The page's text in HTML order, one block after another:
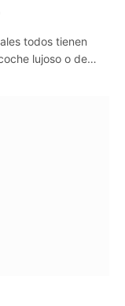
todos tienen
lujoso o de…